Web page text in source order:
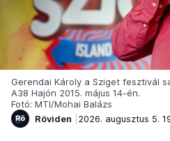
Gerendai Károly a Sziget fesztivál
A38 Hajón 2015. május 14-én.
Fotó: MTI/Mohai Balázs
Röviden
2026. augusztus 5.